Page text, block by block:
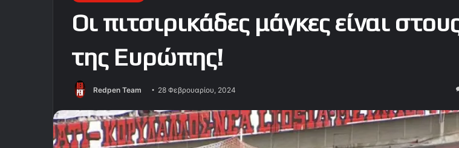
Οι πιτσιρικάδες μάγκες είναι
της Ευρώπης!
Redpen Team 28 Φεβρουαρίου, 2024